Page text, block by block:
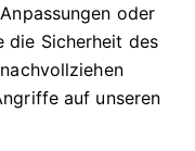
oder
die Sicherheit des
auf unseren